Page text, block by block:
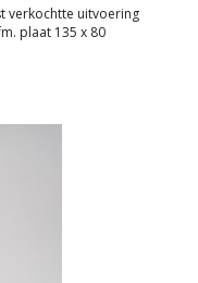
verkochtte uitvoering
plaat 135 x 80